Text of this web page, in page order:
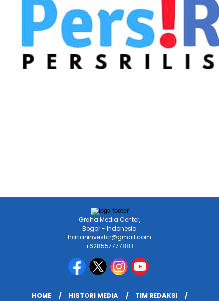
Graha Media Center,
Bogor - Indonesia
harianinvestor@gmail.com
+628557777888
HOME HISTORI MEDIA
TIM REDAKSI